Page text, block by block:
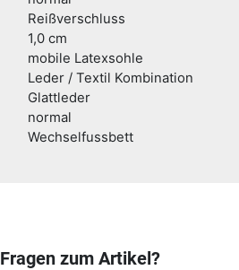
Reißverschluss
1,0 cm
mobile Latexsohle
Leder / Textil Kombination
Glattleder
normal
Wechselfussbett
Fragen zum Artikel?